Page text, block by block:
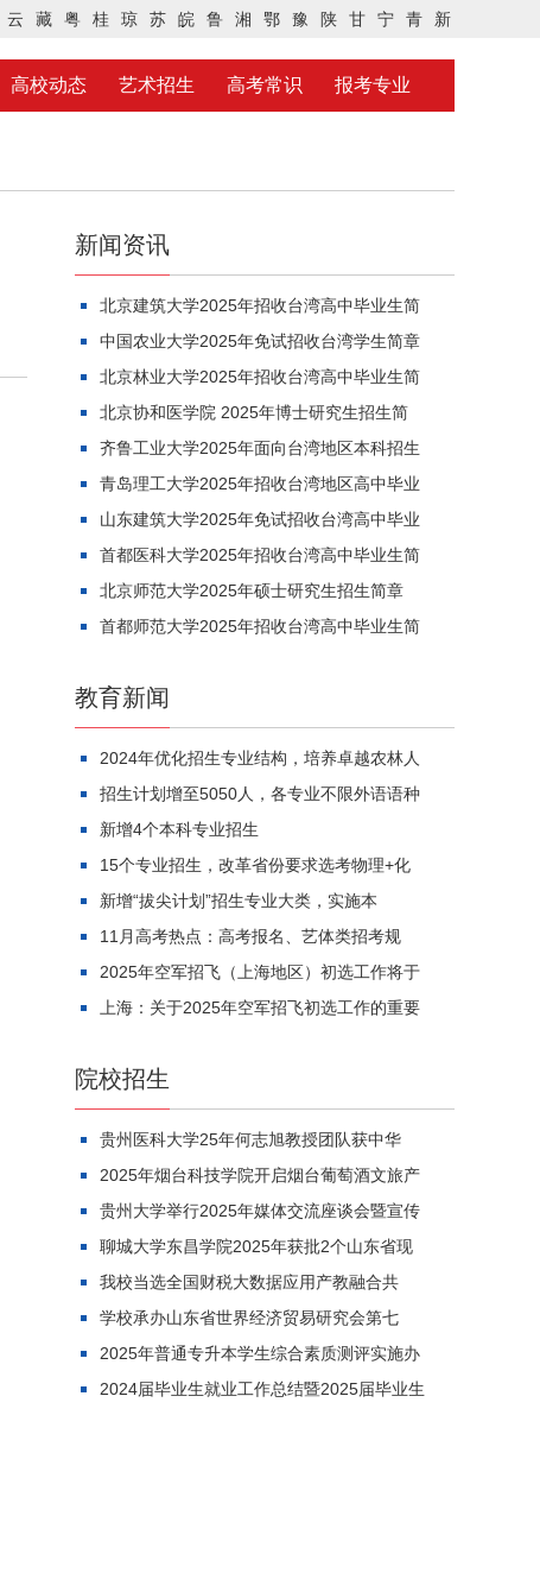
云 藏 粤 桂 琼 苏 皖 鲁 湘 鄂 豫 陕 甘 宁 青 新
高校动态 艺术招生 高考常识 报考专业
新闻资讯
北京建筑大学2025年招收台湾高中毕业生简
中国农业大学2025年免试招收台湾学生简章
北京林业大学2025年招收台湾高中毕业生简
北京协和医学院 2025年博士研究生招生简
齐鲁工业大学2025年面向台湾地区本科招生
青岛理工大学2025年招收台湾地区高中毕业
山东建筑大学2025年免试招收台湾高中毕业
首都医科大学2025年招收台湾高中毕业生简
北京师范大学2025年硕士研究生招生简章
首都师范大学2025年招收台湾高中毕业生简
教育新闻
2024年优化招生专业结构，培养卓越农林人
招生计划增至5050人，各专业不限外语语种
新增4个本科专业招生
15个专业招生，改革省份要求选考物理+化
新增“拔尖计划”招生专业大类，实施本
11月高考热点：高考报名、艺体类招考规
2025年空军招飞（上海地区）初选工作将于
上海：关于2025年空军招飞初选工作的重要
院校招生
贵州医科大学25年何志旭教授团队获中华
2025年烟台科技学院开启烟台葡萄酒文旅产
贵州大学举行2025年媒体交流座谈会暨宣传
聊城大学东昌学院2025年获批2个山东省现
我校当选全国财税大数据应用产教融合共
学校承办山东省世界经济贸易研究会第七
2025年普通专升本学生综合素质测评实施办
2024届毕业生就业工作总结暨2025届毕业生